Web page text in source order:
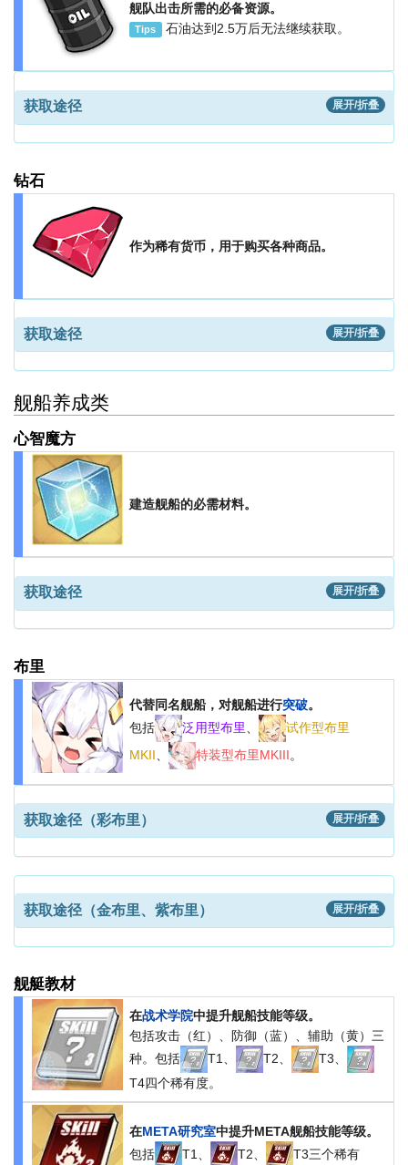
舰队出击所需的必备资源。
Tips 石油达到2.5万后无法继续获取。
获取途径 展开/折叠
钻石
作为稀有货币，用于购买各种商品。
获取途径 展开/折叠
舰船养成类
心智魔方
建造舰船的必需材料。
获取途径 展开/折叠
布里
代替同名舰船，对舰船进行突破。
包括
泛用型布里
试作型布里
MKII
特装型布里MKIII。
获取途径（彩布里） 展开/折叠
获取途径（金布里、紫布里） 展开/折叠
舰艇教材
在战术学院中提升舰船技能等级。
包括攻击（红）、防御（蓝）、辅助（黄）三
种。包括
T1、 T2、
T3、
T4四个稀有度。
在META研究室中提升META舰船技能等级。
包括
T1、 T2、
T3三个稀有